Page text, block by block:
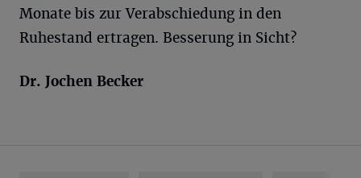
Monate bis zur Verabschiedung in den
Ruhestand ertragen. Besserung in Sicht?
Dr. Jochen Becker